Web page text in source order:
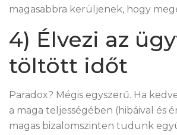
magasabbra kerüljenek, hogy
4) Élvezi az
töltött időt
Paradox? Mégis egyszerű. Ha
a maga teljességében (hibáival és
magas bizalomszinten tudunk